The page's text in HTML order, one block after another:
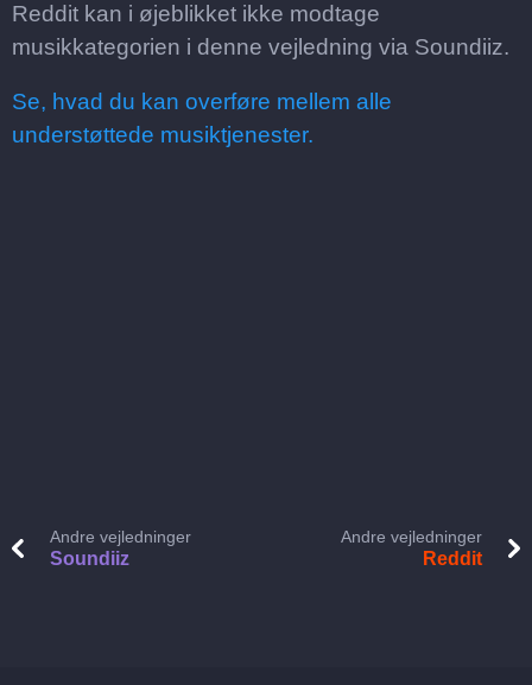
Reddit kan i øjeblikket ikke modtage
musikkategorien i denne vejledning via Soundiiz.
Se, hvad du kan overføre mellem alle
understøttede musiktjenester.
Andre vejledninger
Soundiiz
Andre vejledninger
Reddit